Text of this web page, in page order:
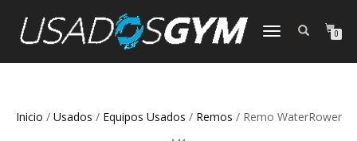
CAMBIAR
0
Inicio / Usados / Equipos Usados / Remos / Remo WaterRower